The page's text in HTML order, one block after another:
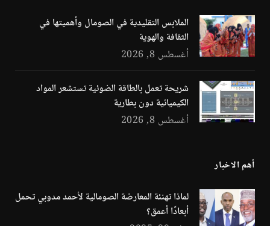
الملابس التقليدية في الصومال وأهميتها في
الثقافة والهوية
أغسطس 8, 2026
شريحة تعمل بالطاقة الضوئية تستشعر المواد
الكيميائية دون بطارية
أغسطس 8, 2026
أهم الاخبار
لماذا تهنئة المعارضة الصومالية لأحمد مدوبي تحمل
أبعادًا أعمق؟